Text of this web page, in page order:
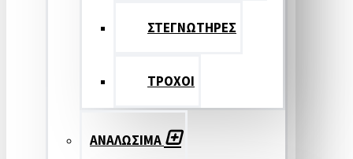
ΣΤΕΓΝΩΤΗΡΕΣ
ΤΡΟΧΟΙ
ΑΝΑΛΩΣΙΜΑ